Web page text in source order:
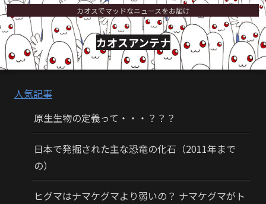
カオスでマッドなニュースをお届け
カオスアンテナ
人気記事
原生生物の定義って・・・？？？
日本で発掘された主な恐竜の化石（2011年まで
の）
ヒグマはナマケグマより弱いの？ ナマケグマがト